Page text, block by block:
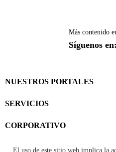
Más contenido
Síguenos en:
NUESTROS PORTALES
SERVICIOS
CORPORATIVO
El uso de este sitio web implica la